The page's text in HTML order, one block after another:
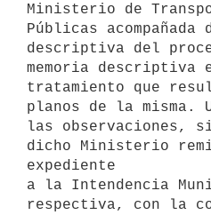
Ministerio de
Públicas acompañada
descriptiva del
memoria descriptiva
tratamiento que
planos de la misma.
las observaciones,
dicho Ministerio
expediente
a la Intendencia
respectiva, con la